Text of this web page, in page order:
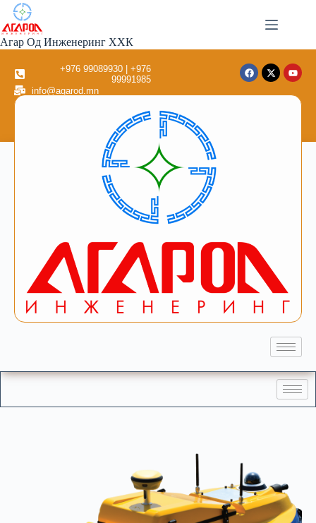
Агар Од Инженеринг ХХК
+976 99089930 | +976
99991985
info@agarod.mn
дүүрэг 26-р хороо Sunrise
төв 8 давхар 801 тоот